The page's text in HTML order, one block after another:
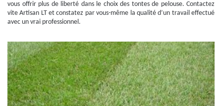
vous offrir plus de liberté dans le choix des tontes de pelouse. Contactez
vite Artisan LT et constatez par vous-même la qualité d’un travail effectué
avec un vrai professionnel.